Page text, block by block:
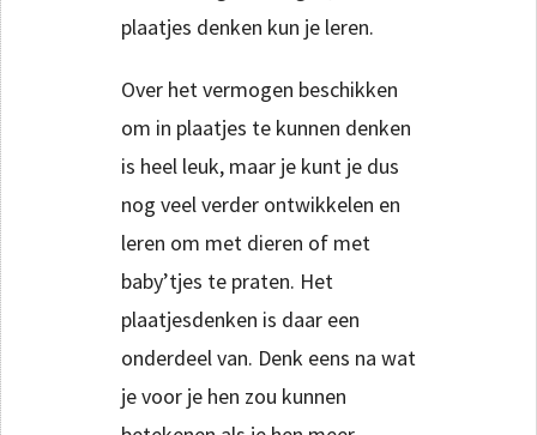
plaatjes denken kun je leren.
Over het vermogen beschikken
om in plaatjes te kunnen denken
is heel leuk, maar je kunt je dus
nog veel verder ontwikkelen en
leren om met dieren of met
baby’tjes te praten. Het
plaatjesdenken is daar een
onderdeel van. Denk eens na wat
je voor je hen zou kunnen